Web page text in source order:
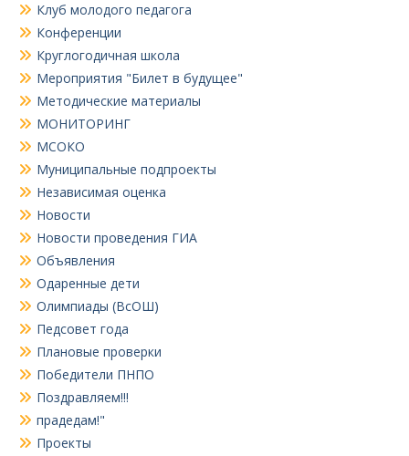
Клуб молодого педагога
Конференции
Круглогодичная школа
Мероприятия "Билет в будущее"
Методические материалы
МОНИТОРИНГ
МСОКО
Муниципальные подпроекты
Независимая оценка
Новости
Новости проведения ГИА
Объявления
Одаренные дети
Олимпиады (ВсОШ)
Педсовет года
Плановые проверки
Победители ПНПО
Поздравляем!!!
прадедам!"
Проекты